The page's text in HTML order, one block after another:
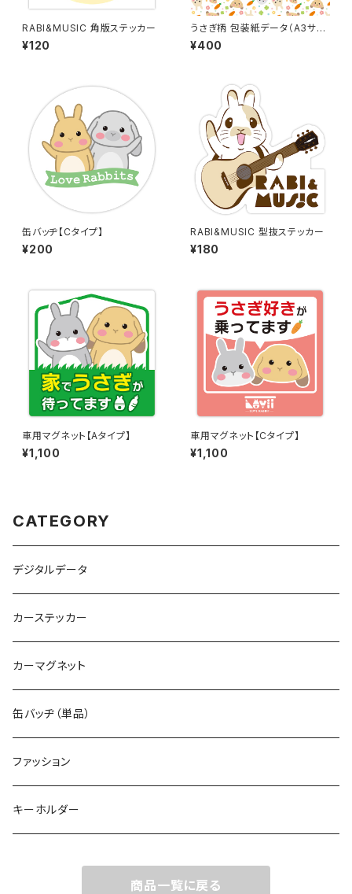
RABI&MUSIC 角版ステッカー
¥120
うさぎ柄 包装紙データ（A3サイ
ズ）
¥400
缶バッヂ【Cタイプ】
¥200
RABI&MUSIC 型抜ステッカー
¥180
車用マグネット【Aタイプ】
¥1,100
車用マグネット【Cタイプ】
¥1,100
CATEGORY
デジタルデータ
カーステッカー
カーマグネット
缶バッヂ（単品）
ファッション
キーホルダー
商品一覧に戻る